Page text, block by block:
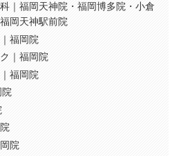
｜福岡天神院・福岡博多院・小倉
岡天神駅前院
福岡院
｜福岡院
福岡院
院